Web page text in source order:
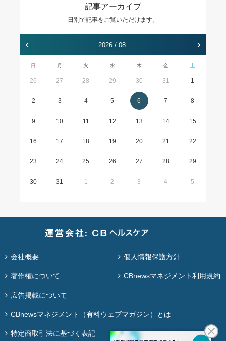
記事アーカイブ
日別で記事をご覧いただけます。
‹ 2026 / 08 ›
日 月 火 水 木 金 土
26 27 28 29 30 31 1
2 3 4 5 6 7 8
9 10 11 12 13 14 15
16 17 18 19 20 21 22
23 24 25 26 27 28 29
30 31 1 2 3 4 5
会社概要 個人情報保護方針
著作権について CBnewsマネジメント利用規約
広告掲載について
CBnewsマネジメント（有料ウェブマガジン）とは
特定商取引法に基づく表記